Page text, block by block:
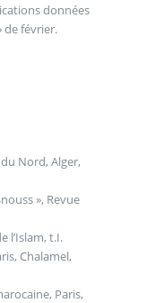
données
de février.
Nord, Alger,
», Revue
l’Islam, t.I.
Chalamel,
Paris,